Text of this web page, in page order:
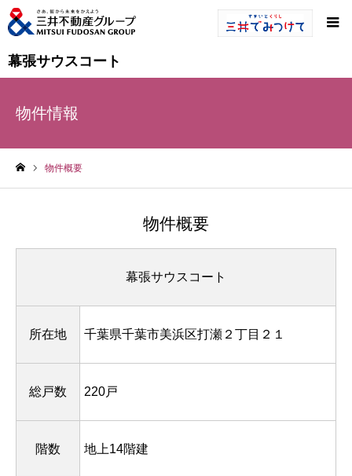
幕張サウスコート
物件情報
物件概要
物件概要
幕張サウスコート
所在地 千葉県千葉市美浜区打瀬２丁目２１
総戸数 220戸
階数 地上14階建